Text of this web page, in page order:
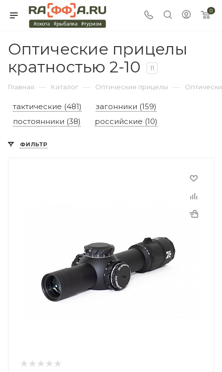
0
Оптические прицелы
кратностью 2-10
11
Главная — Каталог — Оптические прицелы —
тактические (481)
загонники (159)
постоянники (38)
российские (10)
ФИЛЬТР